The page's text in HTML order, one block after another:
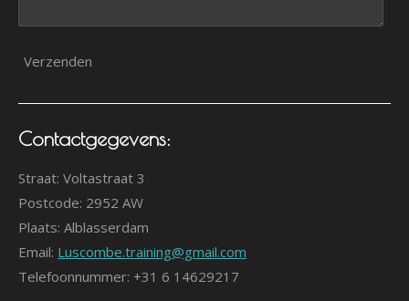
Verzenden
Contactgegevens:
Straat: Voltastraat 3
Postcode: 2952 AW
Plaats: Alblasserdam
Email: Luscombe.training@gmail.com
Telefoonnummer: +31 6 14629217